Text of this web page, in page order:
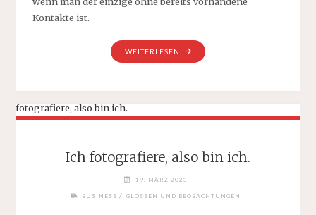
Kontakte ist.
WEITERLESEN
„ZUM
ERSTEN
AUF
TAGUNG“
Ich fotografiere, also bin ich.
19. MÄRZ 2023
BUSINESS / GLOSSEN UND BEOBACHTUNGEN